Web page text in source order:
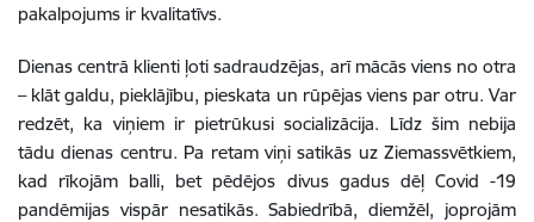
pakalpojums ir kvalitatīvs.
Dienas centrā klienti ļoti sadraudzējas, arī mācās viens no otra
– klāt galdu, pieklājību, pieskata un rūpējas viens par otru. Var
redzēt, ka viņiem ir pietrūkusi socializācija. Līdz šim nebija
tādu dienas centru. Pa retam viņi satikās uz Ziemassvētkiem,
kad rīkojām balli, bet pēdējos divus gadus dēļ Covid -19
pandēmijas vispār nesatikās. Sabiedrībā, diemžēl, joprojām